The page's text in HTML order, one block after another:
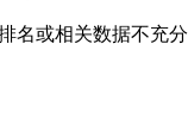
名或相关数据不充分